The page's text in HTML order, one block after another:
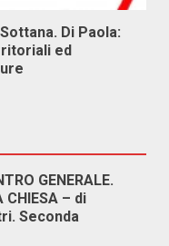
Di Paola:
ed
GENERALE.
CHIESA – di
Seconda